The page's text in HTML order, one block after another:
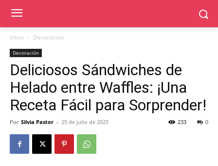
Inicio Decoración
Decoración
Deliciosos Sándwiches de
Helado entre Waffles: ¡Una
Receta Fácil para Sorprender!
Por Silvia Pastor - 25 de julio de 2025 0
233